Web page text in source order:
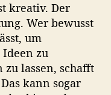
kreativ. Der
Wer bewusst
um
zu
lassen, schafft
kann sogar